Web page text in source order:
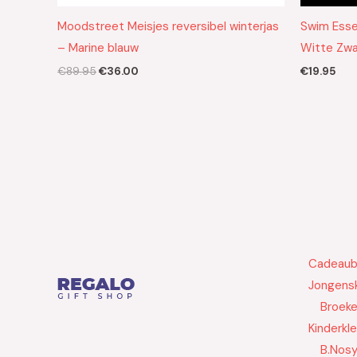
Moodstreet Meisjes reversibel winterjas
– Marine blauw
€89.95€36.00
Swim
Witte
€19.95
B.Nosy